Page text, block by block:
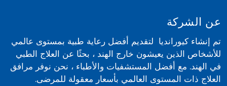
عن الشركة
تم إنشاء كيورانديا لتقديم أفضل رعاية طبية بمستوى عالمي
للأشخاص الذين يعيشون خارج الهند ، بحثًا عن العلاج الطبي
في الهند. مع أفضل المستشفيات والأطباء ، نحن نوفر مرافق
العلاج ذات المستوى العالمي بأسعار معقولة للمرضى.